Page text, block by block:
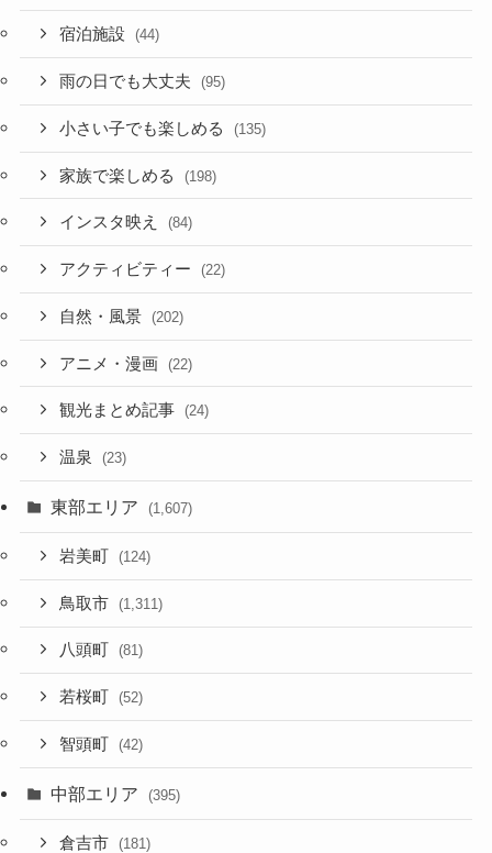
宿泊施設 (44)
雨の日でも大丈夫 (95)
小さい子でも楽しめる (135)
家族で楽しめる (198)
インスタ映え (84)
アクティビティー (22)
自然・風景 (202)
アニメ・漫画 (22)
観光まとめ記事 (24)
温泉 (23)
東部エリア (1,607)
岩美町 (124)
鳥取市 (1,311)
八頭町 (81)
若桜町 (52)
智頭町 (42)
中部エリア (395)
倉吉市 (181)